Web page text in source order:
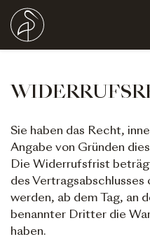
Sie haben das Recht,
Angabe von Gründen
Die Widerrufsfrist
des
werden, ab dem Tag, an
benannter Dritter die
haben.